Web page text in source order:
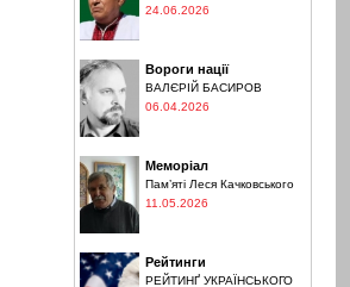
24.06.2026
Вороги нації
ВАЛЄРІЙ БАСИРОВ
06.04.2026
Меморіал
Пам’яті Леся Качковського
11.05.2026
Рейтинги
РЕЙТИНҐ УКРАЇНСЬКОГО